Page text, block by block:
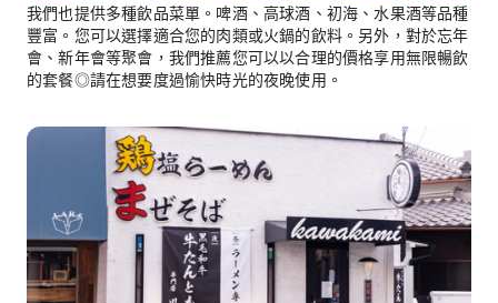
我們也提供多種飲品菜單。啤酒、高球酒、初海、水果酒等品種
豐富。您可以選擇適合您的肉類或火鍋的飲料。另外，對於忘年
會、新年會等聚會，我們推薦您可以以合理的價格享用無限暢飲
的套餐◎請在想要度過愉快時光的夜晚使用。